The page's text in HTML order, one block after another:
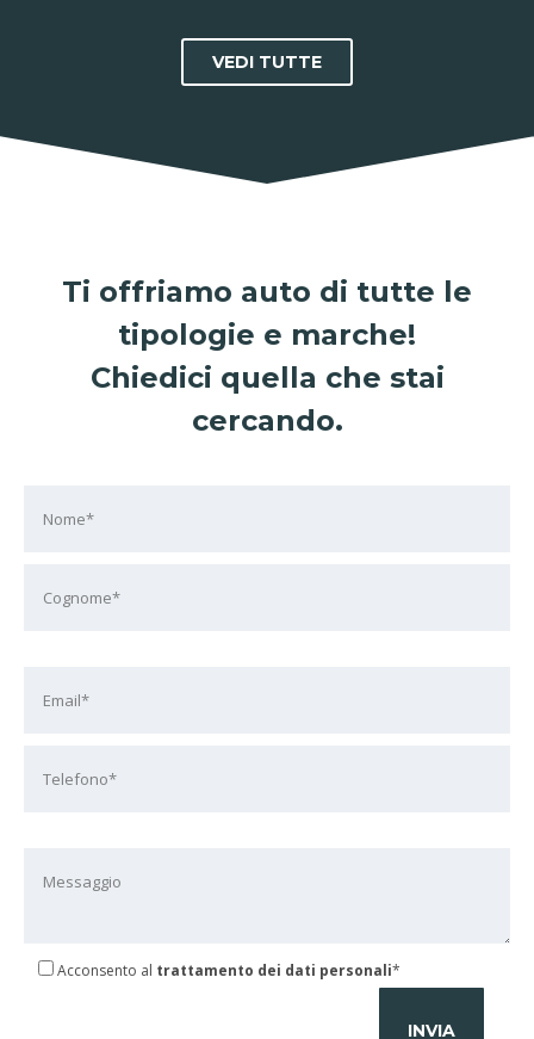
VEDI TUTTE
Ti offriamo auto di tutte le
tipologie e marche!
Chiedici quella che stai
cercando.
Acconsento al trattamento dei dati personali*